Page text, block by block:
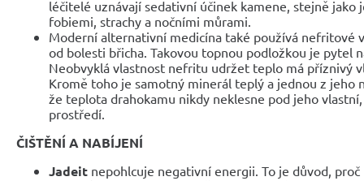
léčitelé uznávají sedativní účinek kamene, stejně jako
fobiemi, strachy a nočními můrami.
Moderní alternativní medicína také používá nefritové
od bolesti břicha. Takovou topnou podložkou je pytel
Neobvyklá vlastnost nefritu udržet teplo má příznivý
Kromě toho je samotný minerál teplý a jednou z jeho
že teplota drahokamu nikdy neklesne pod jeho
prostředí.
ČIŠTĚNÍ A NABÍJENÍ
Jadeit nepohlcuje negativní energii. To je důvod,